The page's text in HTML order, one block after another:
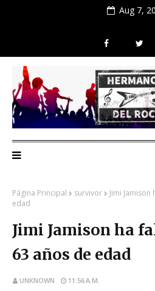
Aug 7,
Página Principal survivor
Jimi
edad
Jimi Jamison ha
63 años de edad
UNKNOWN 11:56 A.M.